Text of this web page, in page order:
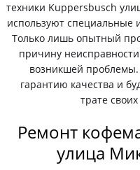
техники Kuppersbusch
используют специальные
Только лишь опытный
причину
возникшей проблемы.
гарантию качества и
трате
Ремонт
улица